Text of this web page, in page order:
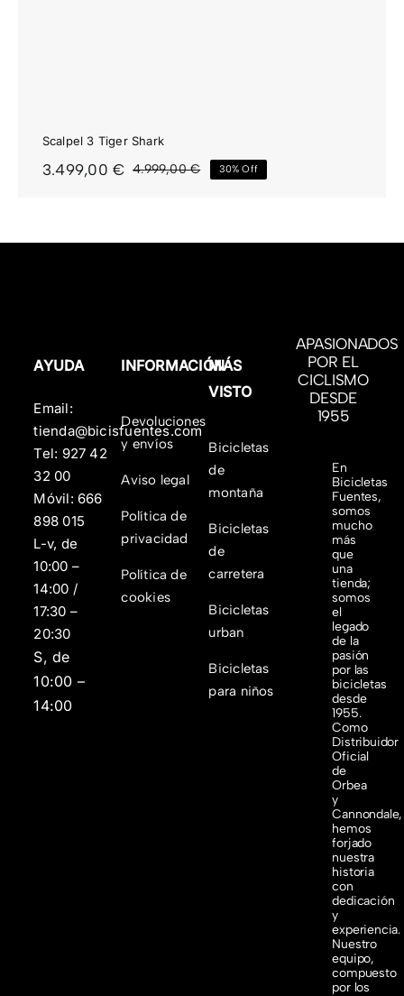
Scalpel 3 Tiger Shark
4.999,00€El
3.499,00€
El
30% Off
AYUDA
Email:
tienda@bicisfuentes.com
Tel: 927 42
32 00
Móvil: 666
898 015
L-v, de
10:00 –
14:00 /
17:30 –
20:30
S, de
10:00 –
14:00
INFORMACIÓN
Devoluciones
y envíos
Aviso legal
Política de
privacidad
Política de
cookies
MÁS
VISTO
Bicicletas
de
montaña
Bicicletas
de
carretera
Bicicletas
urban
Bicicletas
para niños
APASIONADOS
POR EL
CICLISMO
DESDE
1955
En
Bicicletas
Fuentes,
somos
mucho
más
que
una
tienda;
somos
el
legado
de la
pasión
por las
bicicletas
desde
1955.
Como
Distribuidor
Oficial
de
Orbea
y
Cannondale,
hemos
forjado
nuestra
historia
con
dedicación
y
experiencia.
Nuestro
equipo,
compuesto
por los